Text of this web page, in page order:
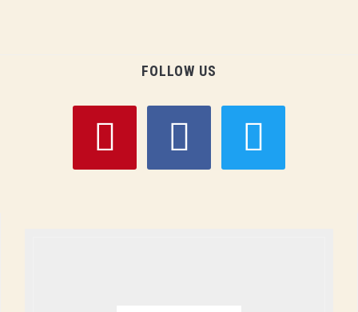
FOLLOW US